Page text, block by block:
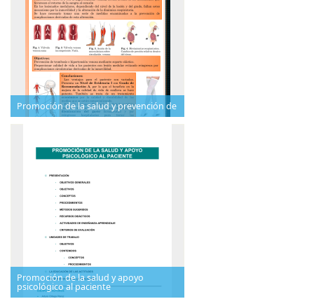
Promoción de la salud y prevención de
Promoción de la salud y apoyo
psicológico al paciente